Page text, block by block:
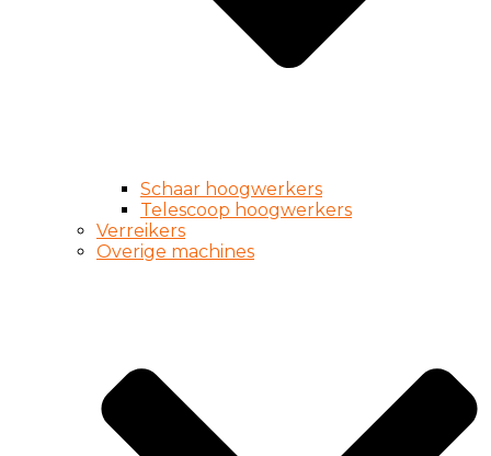
Schaar hoogwerkers
Telescoop hoogwerkers
Verreikers
Overige machines